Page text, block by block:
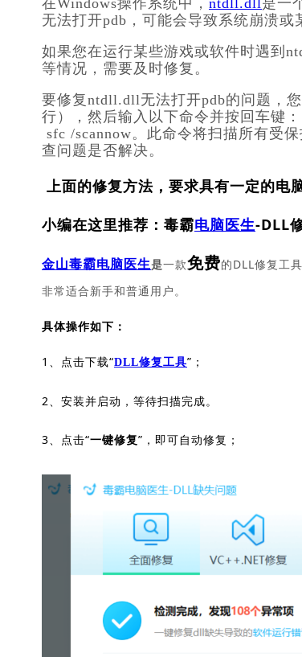
在Windows操作系统中， ntdll.dll是一
无法打开pdb，可能会导致系统崩溃或
如果您在运行某些游戏或软件时遇到
等情况，需要及时修复。
要修复ntdll.dll无法打开pdb的问题，
行），然后输入以下命令并按回车键：
sfc /scannow。此命令将扫描所有受
查问题是否解决。
上面的修复方法，要求具有一定的电
小编在这里推荐：毒霸电脑医生-DLL
金山毒霸电脑医生是一款免费的DLL修复工
非常适合新手和普通用户。
具体操作如下：
1、点击下载“DLL修复工具”；
2、安装并启动，等待扫描完成。
3、点击“一键修复”，即可自动修复；